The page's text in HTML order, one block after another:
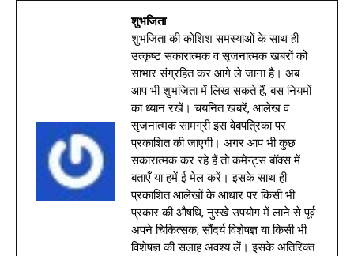
शुभजिता
शुभजिता की कोशिश समस्याओं के साथ ही
उत्कृष्ट सकारात्मक व सृजनात्मक खबरों को
साभार संग्रहित कर आगे ले जाना है। अब
आप भी शुभजिता में लिख सकते हैं, बस नियमों
का ध्यान रखें। चयनित खबरें, आलेख व
सृजनात्मक सामग्री इस वेबपत्रिका पर
प्रकाशित की जाएगी। अगर आप भी कुछ
सकारात्मक कर रहे हैं तो कमेन्ट्स बॉक्स में
बताएँ या हमें ई मेल करें। इसके साथ ही
प्रकाशित आलेखों के आधार पर किसी भी
प्रकार की औषधि, नुस्खे उपयोग में लाने से पूर्व
अपने चिकित्सक, सौंदर्य विशेषज्ञ या किसी भी
विशेषज्ञ की सलाह अवश्य लें। इसके अतिरिक्त